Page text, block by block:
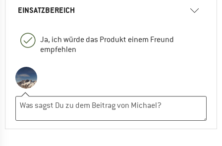
EINSATZBEREICH
Ja, ich würde das Produkt einem Freund
empfehlen